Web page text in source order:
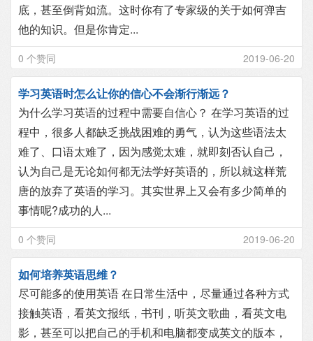
底，甚至倒背如流。这时你有了专家级的关于如何弹吉
他的知识。但是你肯定...
0 个赞同 2019-06-20
学习英语时怎么让你的信心不会渐行渐远？
为什么学习英语的过程中需要自信心？ 在学习英语的过
程中，很多人都缺乏挑战困难的勇气，认为这些语法太
难了、口语太难了，因为感觉太难，就即刻否认自己，
认为自己是无论如何都无法学好英语的，所以就这样荒
唐的放弃了英语的学习。其实世界上又会有多少简单的
事情呢?成功的人...
0 个赞同 2019-06-20
如何培养英语思维？
尽可能多的使用英语 在日常生活中，尽量通过各种方式
接触英语，看英文报纸，书刊，听英文歌曲，看英文电
影，甚至可以把自己的手机和电脑都变成英文的版本，